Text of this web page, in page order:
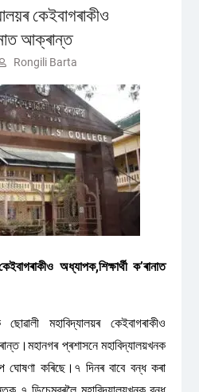
কেইবাগৰাকীও
আক্ৰান্ত
Rongili Barta
অধ্যাপক,শিক্ষাৰ্থী ক’ৰানাত
মহাবিদ্যালয়ৰ কেইবাগৰাকীও
প্ৰশাসনে মহাবিদ্যালয়খনক
ঘোষণা কৰিছে।৭ দিনৰ বাবে বন্ধ কৰা